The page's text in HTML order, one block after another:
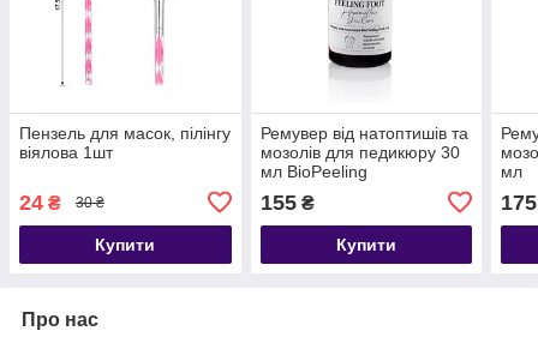
Пензель для масок, пілінгу
віялова 1шт
24 ₴ 30 ₴
Купити
Ремувер від натоптишів та
мозолів для педикюру 30
мл BioPeeling
155₴
Купити
мл
175
Про нас